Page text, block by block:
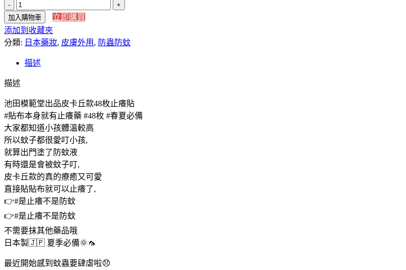
【日
本
代
購】
田
模
堂
出
品
皮
卡
丘
款
48
枚
止
癢
貼
數
量
加入購物車
立即購買
添加到收藏夾
分類: 日本藥妝, 皮膚外用 , 防蟲防蚊
描述
描述
池田模範堂出品皮卡丘款48枚止癢貼
#貼布本身就有止癢藥 #48枚 #春夏必備
大家都知道小孩體溫較高
所以蚊子都很愛叮小孩,
就算出門塗了防蚊液
有時還是會被蚊子叮,
皮卡丘款的真的療癒又可愛
直接貼貼布就可以止癢了,
👉#是止癢不是防蚊
👉#是止癢不是防蚊
不需要抹其他藥品哦
日本製🇯🇵 夏季必備🌞🦟
最近開始感到蚊蟲要肆虐啦😞